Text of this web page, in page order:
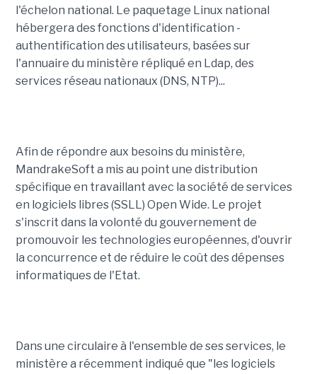
l'échelon national. Le paquetage Linux national
hébergera des fonctions d'identification -
authentification des utilisateurs, basées sur
l'annuaire du ministère répliqué en Ldap, des
services réseau nationaux (DNS, NTP)...
Afin de répondre aux besoins du ministère,
MandrakeSoft a mis au point une distribution
spécifique en travaillant avec la société de services
en logiciels libres (SSLL) Open Wide. Le projet
s'inscrit dans la volonté du gouvernement de
promouvoir les technologies européennes, d'ouvrir
la concurrence et de réduire le coût des dépenses
informatiques de l'Etat.
Dans une circulaire à l'ensemble de ses services, le
ministère a récemment indiqué que "les logiciels